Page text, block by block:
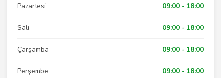
Pazartesi 09:00 - 18:00
Salı 09:00 - 18:00
Çarşamba 09:00 - 18:00
Perşembe 09:00 - 18:00